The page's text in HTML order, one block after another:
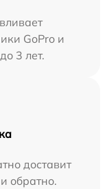
GoPro и
3 лет.
доставит
обратно.